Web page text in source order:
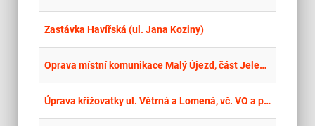
Zastávka Havířská (ul. Jana Koziny)
Oprava místní komunikace Malý Újezd, část Jelenice – Lokalita 1, etapa 1
Úprava křižovatky ul. Větrná a Lomená, vč. VO a přechodů